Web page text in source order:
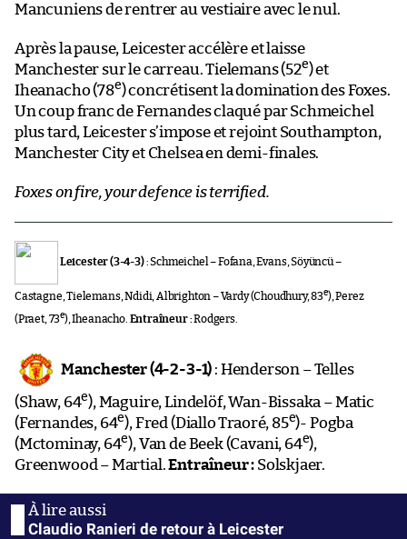
Mancuniens de rentrer au vestiaire avec le nul.
Après la pause, Leicester accélère et laisse
Manchester sur le carreau. Tielemans (52e) et
Iheanacho (78e) concrétisent la domination des Foxes.
Un coup franc de Fernandes claqué par Schmeichel
plus tard, Leicester s’impose et rejoint Southampton,
Manchester City et Chelsea en demi-finales.
Foxes on fire, your defence is terrified.
Leicester (3-4-3): Schmeichel – Fofana, Evans, Söyüncü –
Castagne, Tielemans, Ndidi, Albrighton – Vardy (Choudhury, 83e), Perez
(Praet, 73e), Iheanacho. Entraîneur :Rodgers.
Manchester (4-2-3-1) : Henderson – Telles
(Shaw, 64e), Maguire, Lindelöf, Wan-Bissaka – Matic
(Fernandes, 64e), Fred (Diallo Traoré, 85e)- Pogba
(Mctominay, 64e), Van de Beek (Cavani, 64e),
Greenwood – Martial.Entraîneur : Solskjaer.
Claudio Ranieri de retour à Leicester